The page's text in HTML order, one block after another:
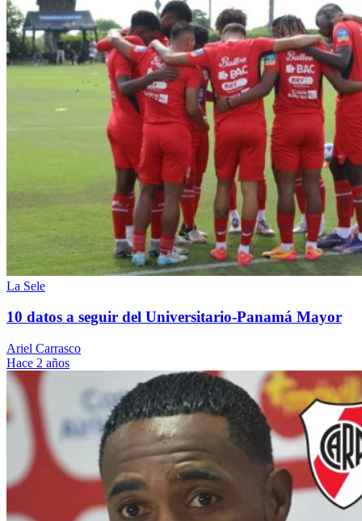
La Sele
10 datos a seguir del Universitario-Panamá Mayor
Ariel Carrasco
Hace 2 años